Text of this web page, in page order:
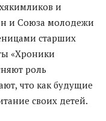
и
и Союза молодежи
старших
«Хроники
роль
что как будущие
своих детей.